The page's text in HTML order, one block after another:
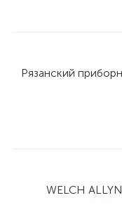
WELCH ALLYN